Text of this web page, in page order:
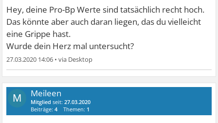
Halsschmerzen dazu. Ich habe ständig mein plus und
meine Körper temp. Gemessen. Mein Plus war immer
bisschen hoch zwichen 72 und 81. Ich hatte mit meiner
Ä...
Hey, deine Pro-Bp Werte sind tatsächlich recht hoch.
Das könnte aber auch daran liegen, das du vielleicht
eine Grippe hast.
Wurde dein Herz mal untersucht?
27.03.2020 14:06 •
M Meileen
Mitglied seit:27.03.2020
Beiträge:4 Themen: 1